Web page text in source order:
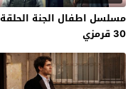
مسلسل اطفال الجنة الحلقة
30 قرمزي